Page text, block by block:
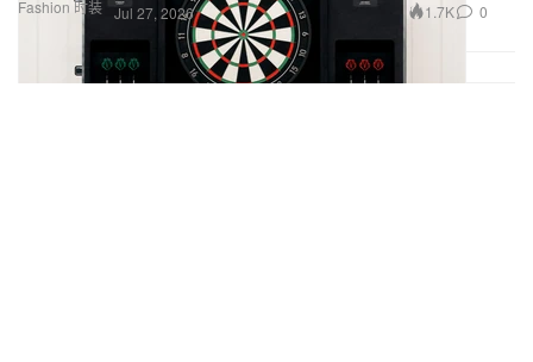
Fashion 时装 Jul 27, 2026 1.7K 0